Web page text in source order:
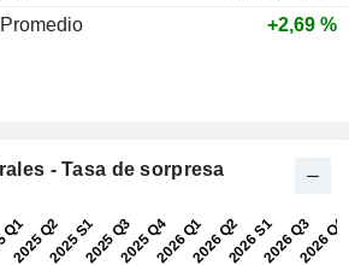
+2,69 %
- Tasa de sorpresa